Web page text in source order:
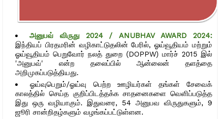
அனுபவ் விருது 2024 / ANUBHAV AWARD 2024:
இந்தியப் பிரதமரின் வழிகாட்டுதலின் பேரில், ஓய்வூதியம் மற்றும்
ஓய்வூதியம் பெறுவோர் நலத் துறை (DOPPW) மார்ச் 2015 இல்
'அனுபவ்' என்ற தலைப்பில் ஆன்லைன் தளத்தை
அறிமுகப்படுத்தியது.
ஓய்வுபெறும்/ஓய்வு பெற்ற ஊழியர்கள் தங்கள் சேவைக்
காலத்தில் செய்த குறிப்பிடத்தக்க சாதனைகளை வெளிப்படுத்த
இது ஒரு வழியாகும். இதுவரை, 54 அனுபவ விருதுகளும், 9
ஜூரி சான்றிதழ்களும் வழங்கப்பட்டுள்ளன.